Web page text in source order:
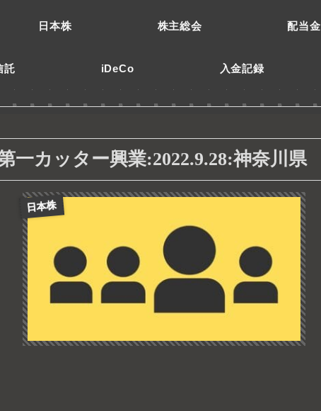
日本株 株主総会 配当金
託 iDeCo 入金記録
一カッター興業:2022.9.28:神奈川県
日本株